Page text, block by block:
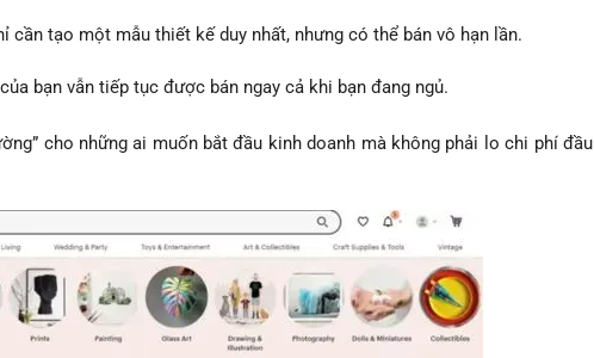
cần tạo một mẫu thiết kế duy nhất, nhưng có thể bán vô hạn lần.
bạn vẫn tiếp tục được bán ngay cả khi bạn đang ngủ.
cho những ai muốn bắt đầu kinh doanh mà không phải lo chi phí đầu